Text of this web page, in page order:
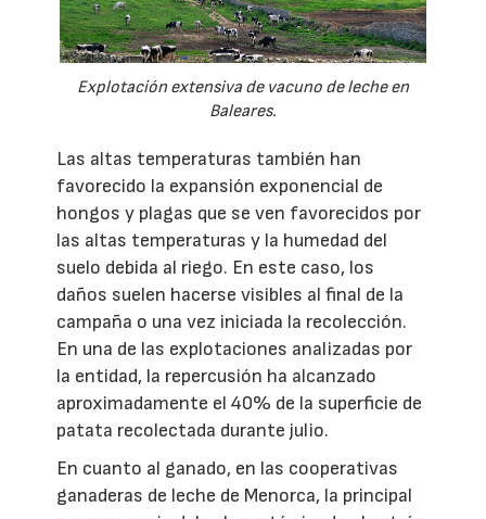
Explotación extensiva de vacuno de leche en
Baleares.
Las altas temperaturas también han
favorecido la expansión exponencial de
hongos y plagas que se ven favorecidos por
las altas temperaturas y la humedad del
suelo debida al riego. En este caso, los
daños suelen hacerse visibles al final de la
campaña o una vez iniciada la recolección.
En una de las explotaciones analizadas por
la entidad, la repercusión ha alcanzado
aproximadamente el 40% de la superficie de
patata recolectada durante julio.
En cuanto al ganado, en las cooperativas
ganaderas de leche de Menorca, la principal